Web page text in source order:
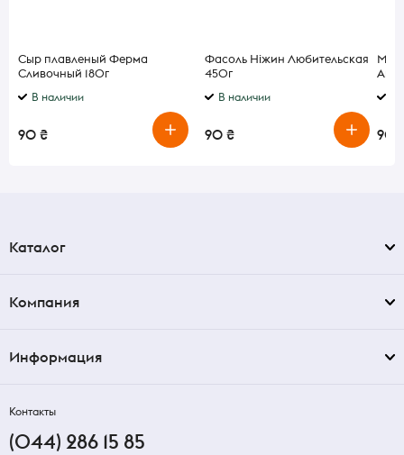
Сыр плавленый Ферма
Сливочный 180г
В наличии
90 ₴
Фасоль Ніжин Любительская
450г
В наличии
90 ₴ 90
Каталог
Компания
Информация
Контакты
(044) 286 15 85